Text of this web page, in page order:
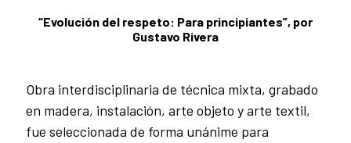
“Evolución del respeto: Para principiantes”, por
Gustavo Rivera
Obra interdisciplinaria de técnica mixta, grabado
en madera, instalación, arte objeto y arte textil,
fue seleccionada de forma unánime para